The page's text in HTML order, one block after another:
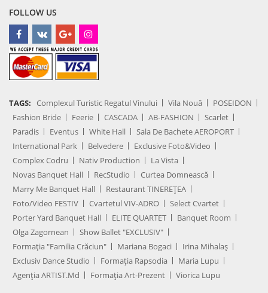
FOLLOW US
TAGS: Complexul Turistic Regatul Vinului Vila Nouă
POSEIDON
Fashion Bride
Feerie CASCADA AB-FASHION
Scarlet
Paradis
Eventus White Hall
Sala De Bachete AEROPORT
International Park
Belvedere
Exclusive Foto&Video
Complex Codru
Nativ Production
La Vista
Novas Banquet Hall
RecStudio
Curtea Domnească
Marry Me Banquet Hall
Restaurant TINEREȚEA
Foto/Video FESTIV
Cvartetul VIV-ADRO
Select Cvartet
Porter Yard Banquet Hall
ELITE QUARTET
Banquet Room
Olga Zagornean
Show Ballet "EXCLUSIV"
Formația "Familia Crăciun"
Mariana Bogaci
Irina Mihalaș
Exclusiv Dance Studio
Formația Rapsodia
Maria Lupu
Agenţia ARTIST.md
Formația Art-Prezent Viorica Lupu